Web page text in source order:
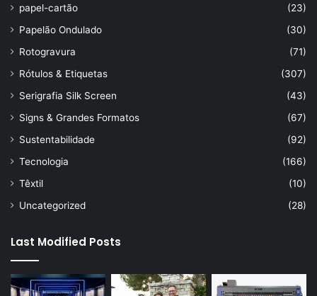
papel-cartão
(23)
Papelão Ondulado
(30)
Rotogravura
(71)
Rótulos & Etiquetas
(307)
Serigrafia Silk Screen
(43)
Signs & Grandes Formatos
(67)
Sustentabilidade
(92)
Tecnologia
(166)
Têxtil
(10)
Uncategorized
(28)
Last Modified Posts